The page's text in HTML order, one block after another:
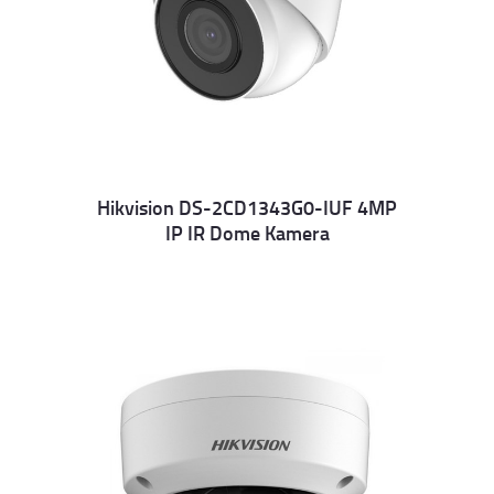
Details
Hikvision DS-2CD1343G0-IUF 4MP
IP IR Dome Kamera